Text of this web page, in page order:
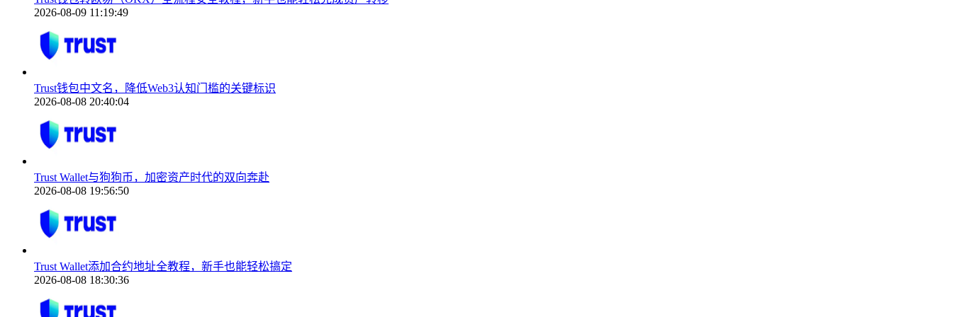
2026-08-09 11:19:49
Trust钱包中文名，降低Web3认知门槛的关键标识
2026-08-08 20:40:04
Trust Wallet与狗狗币，加密资产时代的双向奔赴
2026-08-08 19:56:50
Trust Wallet添加合约地址全教程，新手也能轻松搞定
2026-08-08 18:30:36